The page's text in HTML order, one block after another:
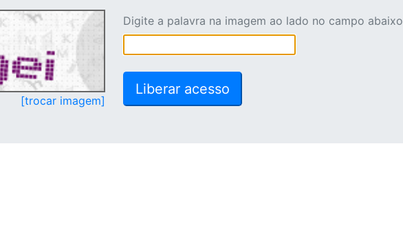
[trocar imagem]
Digite a palavra na imagem ao lado no campo abaixo